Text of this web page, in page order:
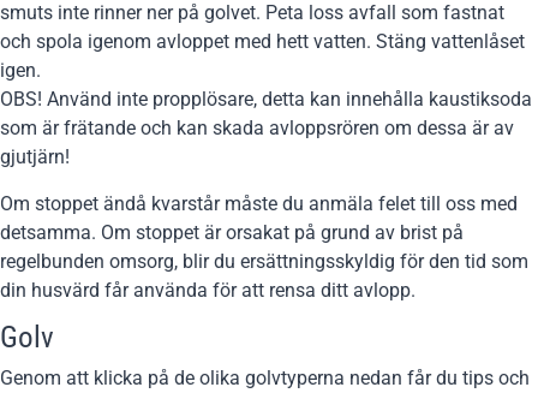
smuts inte rinner ner på golvet. Peta loss avfall som fastnat
och spola igenom avloppet med hett vatten. Stäng vattenlåset
igen.
OBS! Använd inte propplösare, detta kan innehålla kaustiksoda
som är frätande och kan skada avloppsrören om dessa är av
gjutjärn!
Om stoppet ändå kvarstår måste du anmäla felet till oss med
detsamma. Om stoppet är orsakat på grund av brist på
regelbunden omsorg, blir du ersättningsskyldig för den tid som
din husvärd får använda för att rensa ditt avlopp.
Golv
Genom att klicka på de olika golvtyperna nedan får du tips och